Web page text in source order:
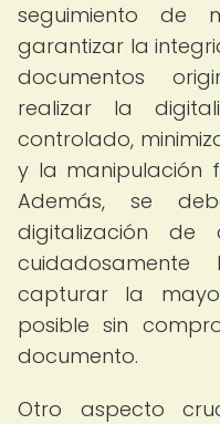
seguimiento de
garantizar la
documentos
realizar la
controlado,
y la manipulación
Además, se
digitalización
capturar la
posible sin
documento.
Otro aspecto